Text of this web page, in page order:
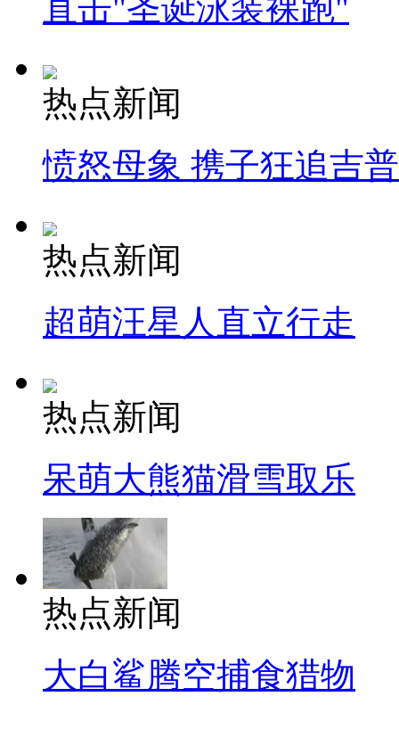
直击"圣诞泳装裸跑"
热点新闻
愤怒母象 携子狂追吉
热点新闻
超萌汪星人直立行走
热点新闻
呆萌大熊猫滑雪取乐
热点新闻
大白鲨腾空捕食猎物